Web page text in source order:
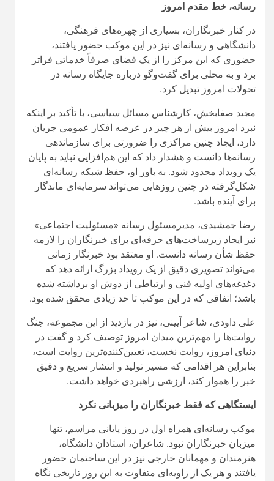
رسانه، خط مقدم امروز
در کنار خبرنگاران، بسیاری از چهره‌های فرهنگی،
دانشگاهی و رسانه‌ای نیز در این موکب حضور یافتند،
حضوری که این مرکز را از یک فضای صرفاً خدماتی فراتر
برد و به محلی برای گفت‌وگو درباره جایگاه رسانه در
تحولات امروز تبدیل کرد.
مجید صفابخش، کارشناس مسائل سیاسی، با تأکید بر اینکه
نبرد امروز بیش از هر چیز در عرصه افکار عمومی جریان
دارد، ایجاد چنین مراکزی را ضرورتی برای سازماندهی
رسانه‌ها دانست و هشدار داد که این هم‌افزایی نباید به پایان
یک رویداد محدود شود. به باور او، حفظ شبکه رسانه‌ای
شکل‌گرفته در چنین روزهایی می‌تواند سرمایه‌ای ماندگار
برای آینده باشد.
رضا جمشیدی، مدیرمسئول رسانه «مسئولیت اجتماعی»
نیز ایجاد زیرساخت‌های حرفه‌ای برای خبرنگاران را لازمه
حفظ شأن رسانه دانست. او معتقد بود خبرنگار زمانی
می‌تواند تصویری دقیق از یک رویداد بزرگ ارائه دهد که
دغدغه‌های اولیه فنی و ارتباطی از دوش او برداشته شده
باشد؛ اتفاقی که در این موکب تا حد زیادی محقق شده بود.
علی داودی، شاعر آیینی، نیز در بازدید از این مجموعه، جنگ
روایت‌ها را مهم‌ترین میدان امروز توصیف کرد و گفت در
دنیای امروز، روایت نخست، تعیین‌کننده‌ترین روایت است،
بنابراین هر اقدامی که مسیر تولید و انتشار سریع و دقیق
خبر را هموار کند، ارزشی راهبردی خواهد داشت.
ایستگاهی که فقط خبرنگاران را میزبانی نکرد
موکب رسانه‌ای همراه اول در روز پایانی مراسم، تنها
میزبان خبرنگاران نبود. شاعران، استادان دانشگاه،
هنرمندان و مهمانان خارجی نیز در این ساختمان حضور
یافتند و هر یک از زاویه‌ای متفاوت به این روز تاریخی نگاه